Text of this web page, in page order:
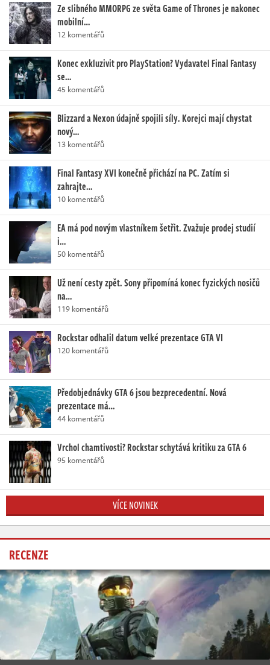
Ze slibného MMORPG ze světa Game of Thrones je nakonec
mobilní…
12 komentářů
Konec exkluzivit pro PlayStation? Vydavatel Final Fantasy
se…
45 komentářů
Blizzard a Nexon údajně spojili síly. Korejci mají chystat
nový…
13 komentářů
Final Fantasy XVI konečně přichází na PC. Zatím si
zahrajte…
10 komentářů
EA má pod novým vlastníkem šetřit. Zvažuje prodej studií
i…
50 komentářů
Už není cesty zpět. Sony připomíná konec fyzických nosičů
na…
119 komentářů
Rockstar odhalil datum velké prezentace GTA VI
120 komentářů
Předobjednávky GTA 6 jsou bezprecedentní. Nová
prezentace má…
44 komentářů
Vrchol chamtivosti? Rockstar schytává kritiku za GTA 6
95 komentářů
VÍCE NOVINEK
RECENZE